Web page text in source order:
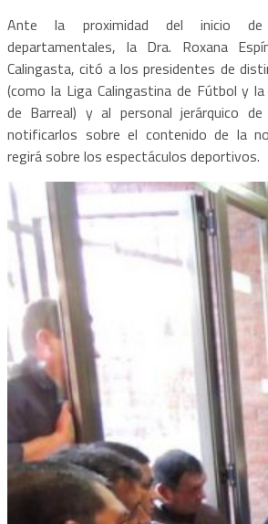
Ante la proximidad del inicio de
departamentales, la Dra. Roxana
Calingasta, citó a los presidentes de
(como la Liga Calingastina de Fútbol y
de Barreal) y al personal jerárquico
notificarlos sobre el contenido de la
regirá sobre los espectáculos deportivos.